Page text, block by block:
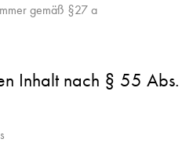
gemäß §27 a
Inhalt nach § 55 Abs.